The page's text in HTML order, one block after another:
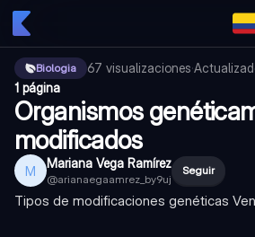
Biologia 67 visualizaciones·
1 página
Organismos
modificados
M Mariana Vega Ramírez
@arianaegaamrez_by9uj
Seguir
Tipos de modificaciones genéticas